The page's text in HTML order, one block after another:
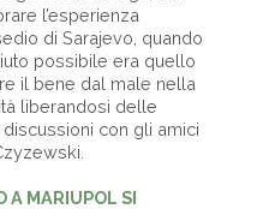
l’esperienza
di Sarajevo, quando
possibile era quello
il bene dal male nella
liberandosi delle
con gli amici
A MARIUPOL SI